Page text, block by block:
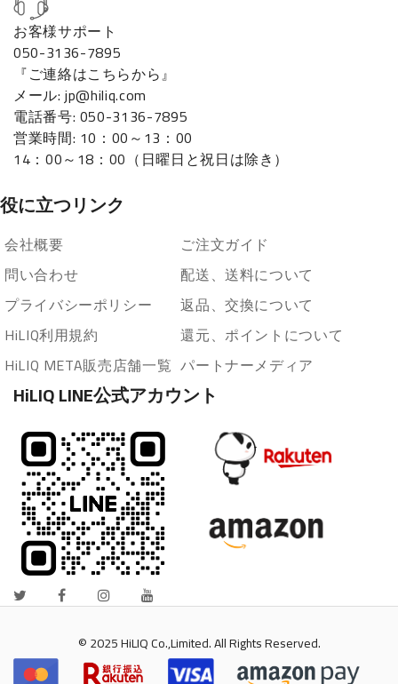
お客様サポート
050-3136-7895
『ご連絡はこちらから』
メール: jp@hiliq.com
電話番号: 050-3136-7895
営業時間: 10：00～13：00
14：00～18：00（日曜日と祝日は除き）
役に立つリンク
会社概要
問い合わせ
プライバシーポリシー
HiLIQ利用規約
HiLIQ META販売店舗一覧
ご注文ガイド
配送、送料について
返品、交換について
還元、ポイントについて
パートナーメディア
HiLIQ LINE公式アカウント
© 2025 HiLIQ Co.,Limited. All Rights Reserved.